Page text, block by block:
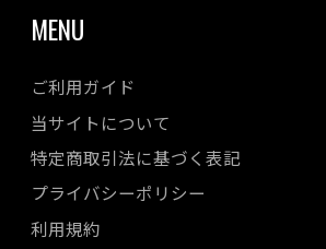
MENU
ご利用ガイド
当サイトについて
特定商取引法に基づく表記
プライバシーポリシー
利用規約